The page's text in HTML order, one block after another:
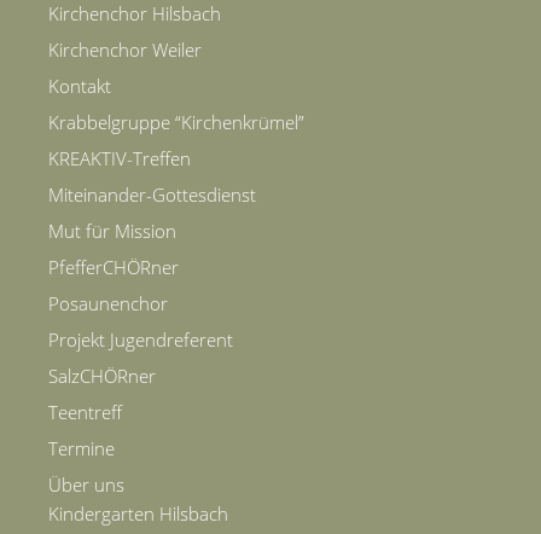
Kirchenchor Hilsbach
Kirchenchor Weiler
Kontakt
Krabbelgruppe “Kirchenkrümel”
KREAKTIV-Treffen
Miteinander-Gottesdienst
Mut für Mission
PfefferCHÖRner
Posaunenchor
Projekt Jugendreferent
SalzCHÖRner
Teentreff
Termine
Über uns
Kindergarten Hilsbach